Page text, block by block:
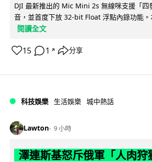
DJI 最新推出的 Mic Mini 2s 無線咪支援「四
音，並首度下放 32-bit Float 浮點內錄功能
閱讀全文
15 1 ↗ 分享
科技娛樂 生活娛樂 城中熱話
Lawton 9 小時
澤連斯基怒斥俄軍「人肉狩